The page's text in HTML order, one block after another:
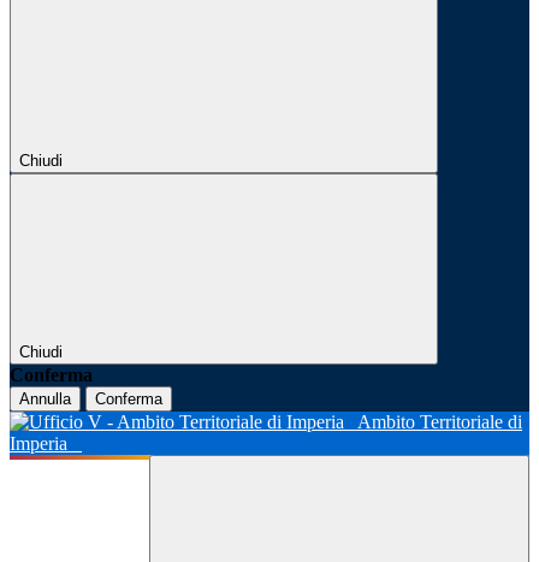
Chiudi
Chiudi
Conferma
Annulla Conferma
Ambito Territoriale di
Imperia